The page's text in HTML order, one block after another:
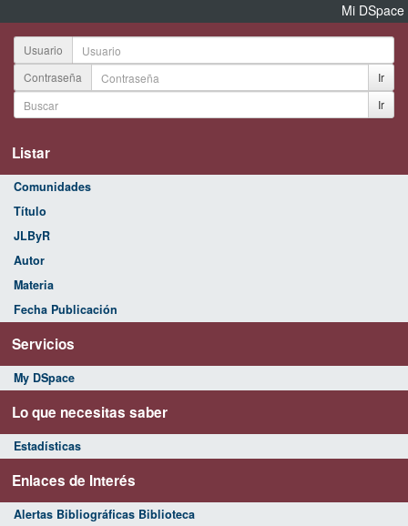
Mi DSpace
Usuario
Contraseña
Ir
Ir
Listar
Comunidades
Título
JLByR
Autor
Materia
Fecha Publicación
Servicios
My DSpace
Lo que necesitas saber
Estadísticas
Enlaces de Interés
Alertas Bibliográficas Biblioteca